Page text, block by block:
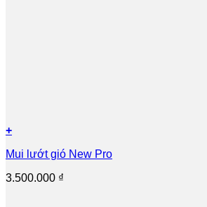
+
Mui lướt gió New Pro
3.500.000 ₫